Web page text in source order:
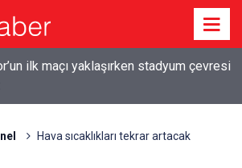
ilk maçı yaklaşırken stadyum çevresi
Hava sıcaklıkları tekrar artacak